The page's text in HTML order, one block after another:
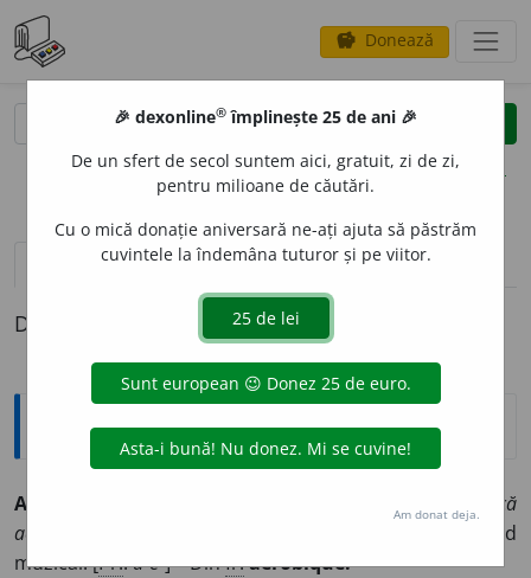
savings Donează
clear
opțiuni
definiții (1) pronunțievolume_up (1)
Definiția cu ID-ul 1065:
Explicative DEX
AER
Gimnastică
aerobică
= gimnastică de întreținere executată pe fond
muzical. [Pr.:a-e-] – Dinfr.aérobique.
🎉 dexonline® împlinește 25 de ani 🎉
De un sfert de secol suntem aici, gratuit, zi de zi,
pentru milioane de căutări.
Cu o mică donație aniversară ne-ați ajuta să păstrăm
cuvintele la îndemâna tuturor și pe viitor.
Am donat deja.